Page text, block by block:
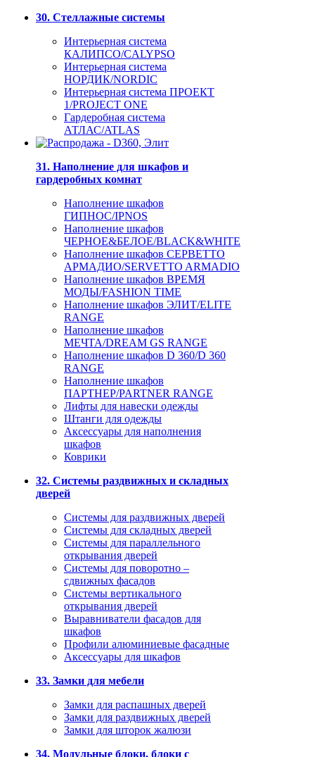
30. Стеллажные системы
Интерьерная система
КАЛИПСО/CALYPSO
Интерьерная система
НОРДИК/NORDIC
Интерьерная система ПРОЕКТ
1/PROJECT ONE
Гардеробная система
АТЛАС/ATLAS
31. Наполнение для шкафов и
гардеробных комнат
Наполнение шкафов
ГИПНОС/IPNOS
Наполнение шкафов
ЧЕРНОЕ&БЕЛОЕ/BLACK&WHITE
Наполнение шкафов СЕРВЕТТО
АРМАДИО/SERVETTO ARMADIO
Наполнение шкафов ВРЕМЯ
МОДЫ/FASHION TIME
Наполнение шкафов ЭЛИТ/ELITE
RANGE
Наполнение шкафов
МЕЧТА/DREAM GS RANGE
Наполнение шкафов D 360/D 360
RANGE
Наполнение шкафов
ПАРТНЕР/PARTNER RANGE
Лифты для навески одежды
Штанги для одежды
Аксессуары для наполнения
шкафов
Коврики
32. Системы раздвижных и складных
дверей
Системы для раздвижных дверей
Системы для складных дверей
Системы для параллельного
открывания дверей
Системы для поворотно –
сдвижных фасадов
Системы вертикального
открывания дверей
Выравниватели фасадов для
шкафов
Профили алюминиевые фасадные
Аксессуары для шкафов
33. Замки для мебели
Замки для распашных дверей
Замки для раздвижных дверей
Замки для шторок жалюзи
34. Модульные блоки, блоки с